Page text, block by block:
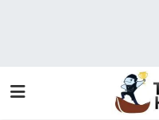
Hava Durumu